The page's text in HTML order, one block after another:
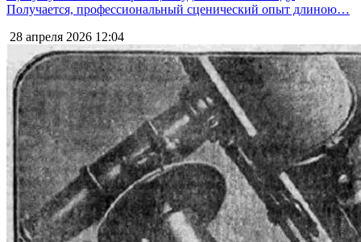
Получается, профессиональный сценический опыт длиною…
28 апреля 2026 12:04